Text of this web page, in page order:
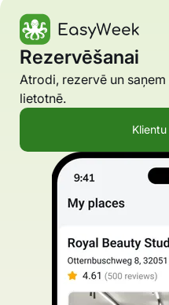
Rezervēšanai
Atrodi, rezervē un
lietotnē.